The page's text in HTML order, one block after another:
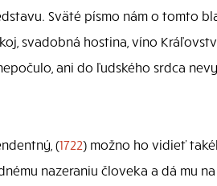
Sväté písmo nám o tomto
svadobná hostina, víno
ani do ľudského srdca
(1722) možno ho vidieť
nazeraniu človeka a dá mu